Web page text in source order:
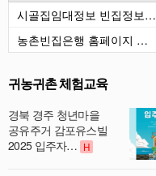
시골집임대정보 빈집정보…
농촌빈집은행 홈페이지 …
귀농귀촌 체험교육
경북 경주 청년마을
공유주거 감포유스빌
2025 입주자… H